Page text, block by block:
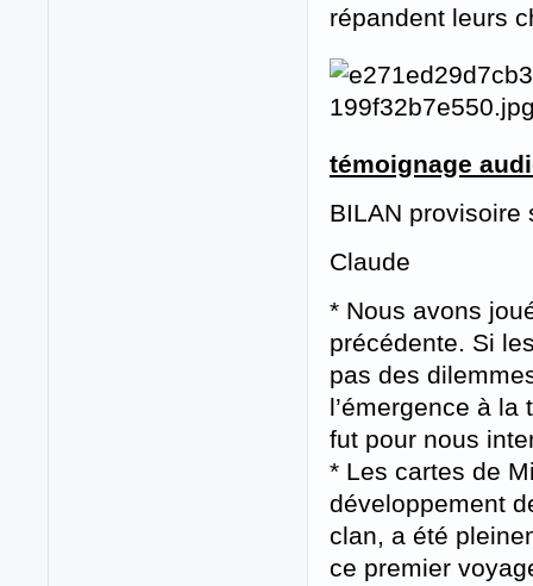
répandent leurs
témoignage
BILAN provisoire
Claude
* Nous avons
précédente. Si
pas des
l’émergence à
fut pour nous
* Les cartes de
développement
clan, a été
ce premier